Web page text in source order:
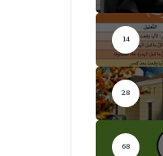
14
28
68